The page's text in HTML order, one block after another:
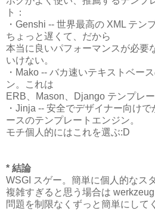
ト：
・Genshi -- 世界最高の XML テン
ちょっと遅くて、だから
本当に良いパフォーマンスが必要
いけない。
・Mako -- バカ速いテキストベー
ン。これは
ERB、Mason、Django テンプレー
・Jinja -- 安全でデザイナー向け
ースのテンプレートエンジン。
モチ個人的にはこれを選ぶ:D
* 結論
WSGI スゲー。簡単に個人的なス
複雑すぎると思う場合は werkzeug
問題を制限なくずっと簡単にして